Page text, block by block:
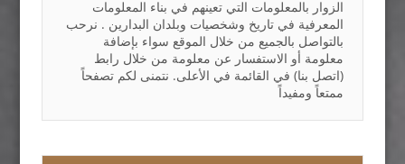
الزوار بالمعلومات التي تعينهم في بناء المعلومات
المعرفية في تاريخ وشخصيات وبلدان البدارين . نرحب
بالتواصل بالجميع من خلال الموقع سواء بإضافة
معلومة أو الاستفسار عن معلومة من خلال رابط
(اتصل بنا) في القائمة في الأعلى. نتمنى لكم تصفحاً
ممتعاً ومفيداً